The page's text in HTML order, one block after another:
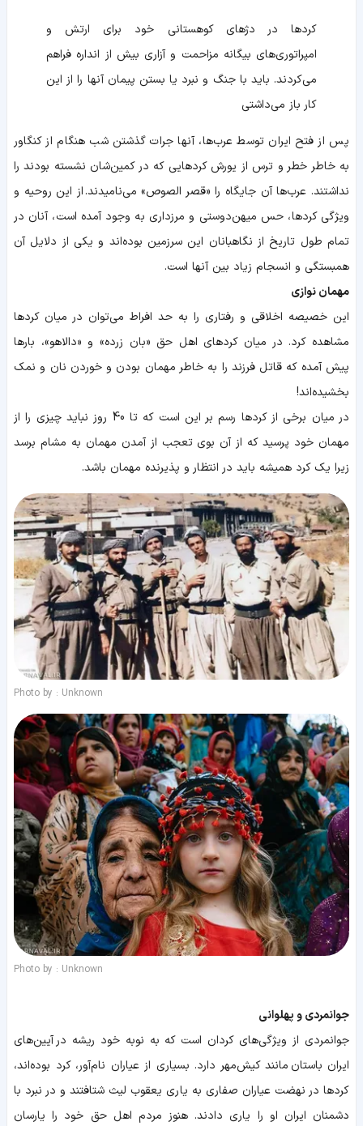
کردها در دژهای کوهستانی خود برای ارتش و
امپراتوری‌های بیگانه مزاحمت و آزاری بیش از انداره فراهم
می‌کردند. باید با جنگ و نبرد یا بستن پیمان آنها را از این
کار باز می‌داشتی
پس از فتح ایران توسط عرب‌ها، آنها جرات گذشتن شب هنگام از کنگاور
به خاطر خطر و ترس از یورش کردهایی که در کمین‌شان نشسته بودند را
نداشتند. عرب‌ها آن جایگاه را «قصر الصوص» می‌نامیدند. از این روحیه و
ویژگی کردها، حس میهن‌دوستی و مرزداری به وجود آمده است، آنان در
تمام طول تاریخ از نگاهبانان این سرزمین بوده‌اند و یکی از دلایل آن
همبستگی و انسجام زیاد بین آنها است.
مهمان نوازی
این خصیصه اخلاقی و رفتاری را به حد افراط می‌توان در میان کردها
مشاهده کرد. در میان کردهای اهل حق «بان زرده» و «دالاهو»، بارها
پیش آمده که قاتل فرزند را به خاطر مهمان بودن و خوردن نان و نمک
بخشیده‌اند!
در میان برخی از کردها رسم بر این است که تا 40 روز نباید چیزی را از
مهمان خود پرسید که از آن بوی تعجب از آمدن مهمان به مشام برسد
زیرا یک کرد همیشه باید در انتظار و پذیرنده مهمان باشد.
Photo by : Unknown
Photo by : Unknown
جوانمردی و پهلوانی
جوانمردی از ویژگی‌های کردان است که به نوبه خود ریشه در آیین‌های
ایران باستان مانند کیش‌مهر دارد. بسیاری از عیاران نام‌آور، کرد بوده‌اند،
کردها در نهضت عیاران صفاری به یاری یعقوب لیث شتافتند و در نبرد با
دشمنان ایران او را یاری دادند. هنوز مردم اهل حق خود را یارسان